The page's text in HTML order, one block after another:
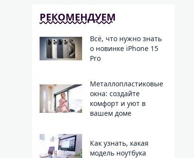
РЕКОМЕНДУЕМ
Всё, что нужно знать
о новинке iPhone 15
Pro
Металлопластиковые
окна: создайте
комфорт и уют в
вашем доме
Как узнать, какая
модель ноутбука